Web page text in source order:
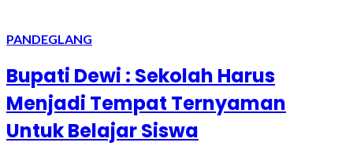
PANDEGLANG
Bupati Dewi : Sekolah Harus
Menjadi Tempat Ternyaman
Untuk Belajar Siswa